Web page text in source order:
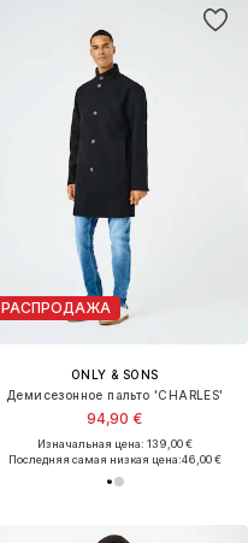
РАСПРОДАЖА
ONLY & SONS
Демисезонное пальто 'CHARLES'
94,90 €
Изначальная цена: 139,00 €
Последняя самая низкая цена:46,00 €